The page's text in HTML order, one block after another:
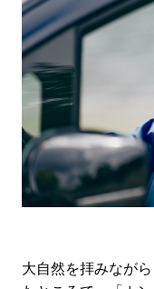
大自然を拝みなが